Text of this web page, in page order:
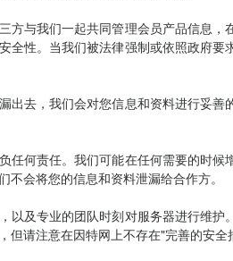
方与我们一起共同管理会员产品信息，
全性。当我们被法律强制或依照政府要
出去，我们会对您信息和资料进行妥善
任何责任。我们可能在任何需要的时候
会将您的信息和资料泄漏给合作方。
以及专业的团队时刻对服务器进行维护
请注意在因特网上不存在"完善的安全